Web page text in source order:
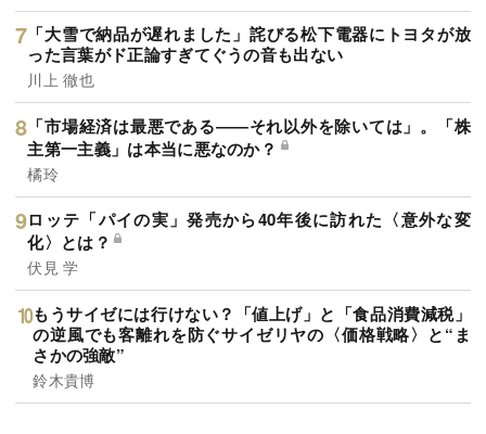
「大雪で納品が遅れました」詫びる松下電器にトヨタが放
った言葉がド正論すぎてぐうの音も出ない
川上 徹也
「市場経済は最悪である――それ以外を除いては」。「株
主第一主義」は本当に悪なのか？
橘玲
ロッテ「パイの実」発売から40年後に訪れた〈意外な変
化〉とは？
伏見 学
もうサイゼには行けない？「値上げ」と「食品消費減税」
の逆風でも客離れを防ぐサイゼリヤの〈価格戦略〉と“ま
さかの強敵”
鈴木貴博